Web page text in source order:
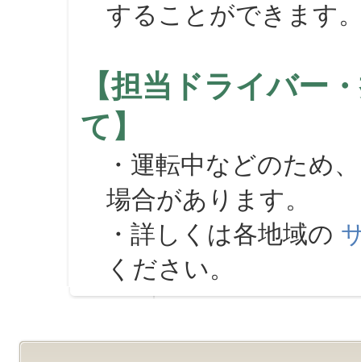
することができます
【担当ドライバー
て】
・運転中などのため
場合があります。
・詳しくは各地域の
ください。